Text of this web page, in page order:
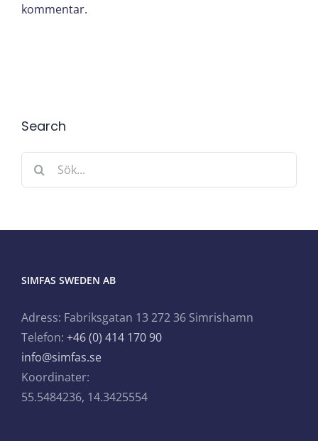
kommentar.
Search
Sök
efter:
SIMFAS SWEDEN AB
Adress: Fabriksgatan 13 272 36 Simrishamn
Telefon: +46 (0) 414 170 90
info@simfas.se
Koordinater:
55.5484236, 14.3425554